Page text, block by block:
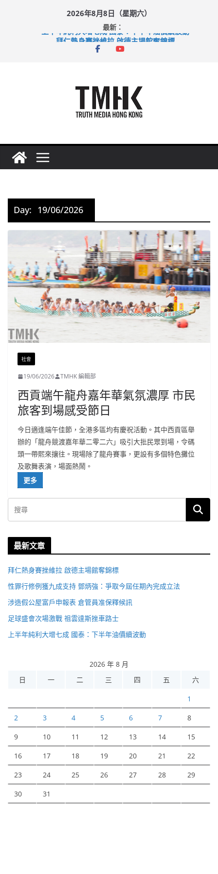
2026年8月8日（星期六）
最新：
上半年純利大增七成 國泰：下半年油價續波動
拜仁熱身賽挫維拉 啟德主場館奪錦標
性罪行修例獲九成支持 鄧炳強：爭取今屆任期內完成立法
Day: 19/06/2026
社會
19/06/2026 TMHK 編輯部
西貢端午龍舟嘉年華氣氛濃厚 市民
旅客到場感受節日
今日適逢端午佳節，全港多區均有慶祝活動。其中西貢區舉
辦的「龍舟競渡嘉年華二零二六」吸引大批民眾到場，令碼
頭一帶熙來攘往。現場除了龍舟賽事，更設有多個特色攤位
及歌舞表演，場面熱鬧。
更多
最新文章
拜仁熱身賽挫維拉 啟德主場館奪錦標
性罪行修例獲九成支持 鄧炳強：爭取今屆任期內完成立法
涉造假公屋富戶申報表 倉管員准保釋候訊
足球盛會次場激戰 祖雲達斯挫車路士
上半年純利大增七成 國泰：下半年油價續波動
2026 年 8 月
日
一 二 三 四 五 六
1
2 3 4 5 6 7 8
9 10 11 12 13 14 15
16 17 18 19 20 21 22
23 24 25 26 27 28 29
30 31